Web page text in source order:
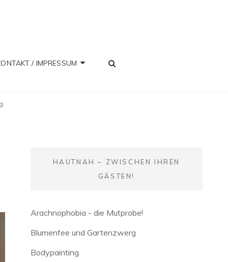
/ IMPRESSUM
HAUTNAH – ZWISCHEN IHREN
GÄSTEN!
Arachnophobia - die Mutprobe!
Blumenfee und Gartenzwerg
Bodypainting